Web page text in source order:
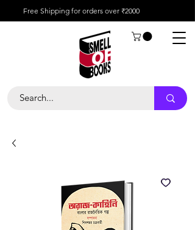
Free Shipping for orders over ₹2000